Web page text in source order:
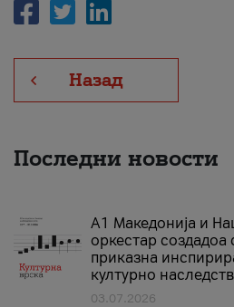
Назад
Последни новости
А1 Македонија и
оркестар
приказна
културно
03.07.2026